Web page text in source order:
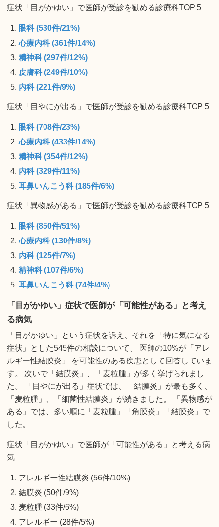
症状「目がかゆい」で医師が受診を勧める診療科TOP 5
眼科 (530件/21%)
心療内科 (361件/14%)
精神科 (297件/12%)
皮膚科 (249件/10%)
内科 (221件/9%)
症状「目やにが出る」で医師が受診を勧める診療科TOP 5
眼科 (708件/23%)
心療内科 (433件/14%)
精神科 (354件/12%)
内科 (329件/11%)
耳鼻いんこう科 (185件/6%)
症状「異物感がある」で医師が受診を勧める診療科TOP 5
眼科 (850件/51%)
心療内科 (130件/8%)
内科 (125件/7%)
精神科 (107件/6%)
耳鼻いんこう科 (74件/4%)
「目がかゆい」症状で医師が「可能性がある」と考え
る病気
「目がかゆい」という症状を訴え、それを「特に気になる
症状」とした545件の相談について、 医師の10%が「アレ
ルギー性結膜炎」 を可能性のある疾患として回答していま
す。 次いで「結膜炎」、「麦粒腫」が多く挙げられまし
た。 「目やにが出る」症状では、「結膜炎」が最も多く、
「麦粒腫」、「細菌性結膜炎」が続きました。 「異物感が
ある」では、多い順に「麦粒腫」「角膜炎」「結膜炎」で
した。
症状「目がかゆい」で医師が「可能性がある」と考える病
気
アレルギー性結膜炎 (56件/10%)
結膜炎 (50件/9%)
麦粒腫 (33件/6%)
アレルギー (28件/5%)